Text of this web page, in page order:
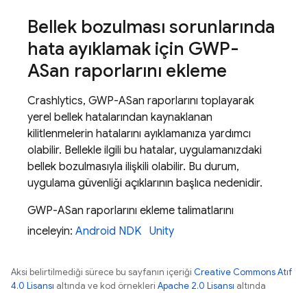
Bellek bozulması sorunlarında
hata ayıklamak için GWP-
ASan raporlarını ekleme
Crashlytics, GWP-ASan raporlarını toplayarak
yerel bellek hatalarından kaynaklanan
kilitlenmelerin hatalarını ayıklamanıza yardımcı
olabilir. Bellekle ilgili bu hatalar, uygulamanızdaki
bellek bozulmasıyla ilişkili olabilir. Bu durum,
uygulama güvenliği açıklarının başlıca nedenidir.
GWP-ASan raporlarını ekleme talimatlarını
inceleyin: Android NDK Unity
Aksi belirtilmediği sürece bu sayfanın içeriği Creative Commons Atıf
4.0 Lisansı altında ve kod örnekleri Apache 2.0 Lisansı altında